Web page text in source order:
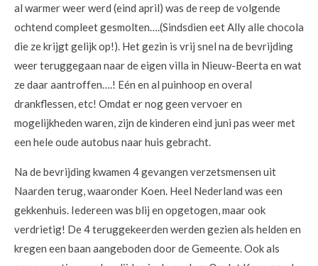
al warmer weer werd (eind april) was de reep de volgende
ochtend compleet gesmolten….(Sindsdien eet Ally alle chocola
die ze krijgt gelijk op!). Het gezin is vrij snel na de bevrijding
weer teruggegaan naar de eigen villa in Nieuw-Beerta en wat
ze daar aantroffen….! Eén en al puinhoop en overal
drankflessen, etc! Omdat er nog geen vervoer en
mogelijkheden waren, zijn de kinderen eind juni pas weer met
een hele oude autobus naar huis gebracht.
Na de bevrijding kwamen 4 gevangen verzetsmensen uit
Naarden terug, waaronder Koen. Heel Nederland was een
gekkenhuis. Iedereen was blij en opgetogen, maar ook
verdrietig! De 4 teruggekeerden werden gezien als helden en
kregen een baan aangeboden door de Gemeente. Ook als